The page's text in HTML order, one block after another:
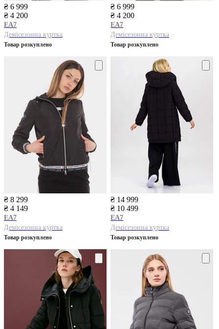
₴ 6 999
₴ 4 200
EA7
Демісезонна куртка
Товар розкуплено
₴ 6 999
₴ 4 200
EA7
Демісезонна куртка
Товар розкуплено
₴ 8 299
₴ 4 149
EA7
Демісезонна куртка
Товар розкуплено
₴ 14 999
₴ 10 499
EA7
Демісезонна куртка
Товар розкуплено